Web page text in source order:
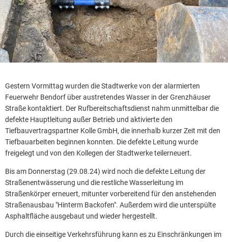
Gestern Vormittag wurden die Stadtwerke von der alarmierten
Feuerwehr Bendorf über austretendes Wasser in der Grenzhäuser
Straße kontaktiert. Der Rufbereitschaftsdienst nahm unmittelbar die
defekte Hauptleitung außer Betrieb und aktivierte den
Tiefbauvertragspartner Kolle GmbH, die innerhalb kurzer Zeit mit den
Tiefbauarbeiten beginnen konnten. Die defekte Leitung wurde
freigelegt und von den Kollegen der Stadtwerke teilerneuert.
Bis am Donnerstag (29.08.24) wird noch die defekte Leitung der
Straßenentwässerung und die restliche Wasserleitung im
Straßenkörper erneuert, mitunter vorbereitend für den anstehenden
Straßenausbau "Hinterm Backofen". Außerdem wird die unterspülte
Asphaltfläche ausgebaut und wieder hergestellt.
Durch die einseitige Verkehrsführung kann es zu Einschränkungen im